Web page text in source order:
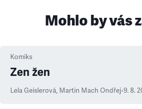
Mohlo by vás
Komiks
Zen žen
Lela Geislerová, Martin Mach Ondřej•9. 8.